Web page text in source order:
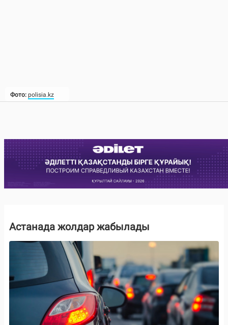
Фото: polisia.kz